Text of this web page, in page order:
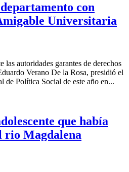
con
Universitaria
autoridades garantes de derechos
Verano De la Rosa, presidió el
de Política Social de este año en...
que había
rio Magdalena